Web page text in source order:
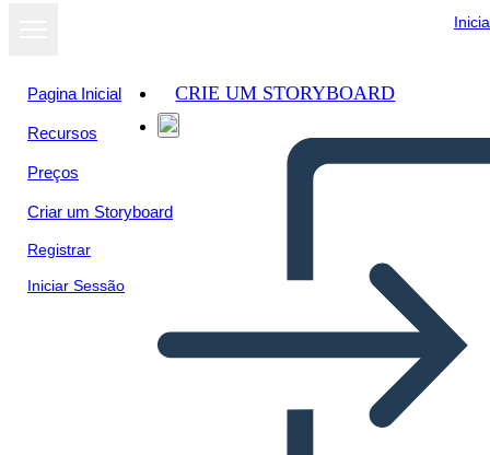
Pagina Inicial
Recursos
Preços
Criar um Storyboard
Registrar
Iniciar Sessão
CRIE UM STORYBOARD
Ver como
apresentação